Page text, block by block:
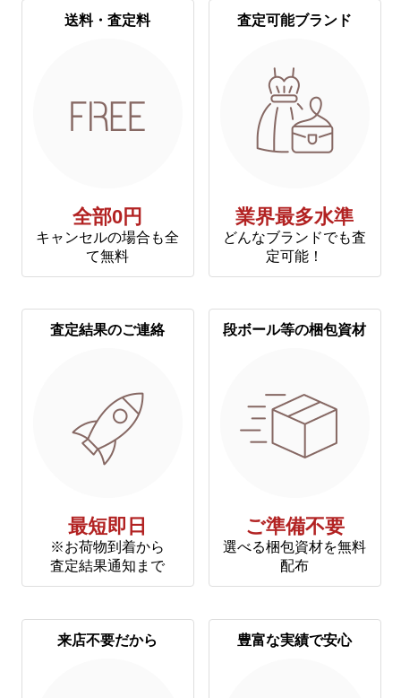
送料・査定料
全部0円
キャンセルの場合も全
て無料
査定可能ブランド
業界最多水準
どんなブランドでも査
定可能！
査定結果のご連絡
最短即日
※お荷物到着から
査定結果通知まで
段ボール等の梱包資材
ご準備不要
選べる梱包資材を無料
配布
来店不要だから 豊富な実績で安心